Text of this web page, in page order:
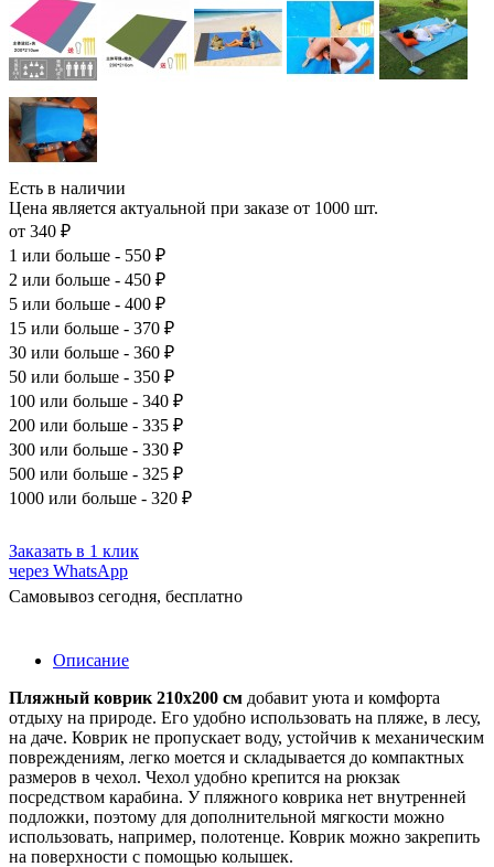
Есть в наличии
Цена является актуальной при заказе от 1000 шт.
от 340 ₽
1 или больше - 550 ₽
2 или больше - 450 ₽
5 или больше - 400 ₽
15 или больше - 370 ₽
30 или больше - 360 ₽
50 или больше - 350 ₽
100 или больше - 340 ₽
200 или больше - 335 ₽
300 или больше - 330 ₽
500 или больше - 325 ₽
1000 или больше - 320 ₽
Заказать в 1 клик
через WhatsApp
Самовывоз сегодня, бесплатно
Описание
Пляжный коврик 210х200 см добавит уюта и комфорта
отдыху на природе. Его удобно использовать на пляже, в лесу,
на даче. Коврик не пропускает воду, устойчив к механическим
повреждениям, легко моется и складывается до компактных
размеров в чехол. Чехол удобно крепится на рюкзак
посредством карабина. У пляжного коврика нет внутренней
подложки, поэтому для дополнительной мягкости можно
использовать, например, полотенце. Коврик можно закрепить
на поверхности с помощью колышек.